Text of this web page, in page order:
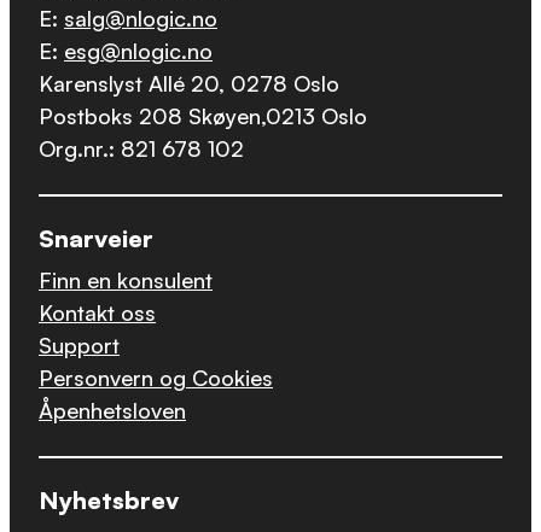
E: salg@nlogic.no
E: esg@nlogic.no
Karenslyst Allé 20, 0278 Oslo
Postboks 208 Skøyen,0213 Oslo
Org.nr.: 821 678 102
Snarveier
Finn en konsulent
Kontakt oss
Support
Personvern og Cookies
Åpenhetsloven
Nyhetsbrev